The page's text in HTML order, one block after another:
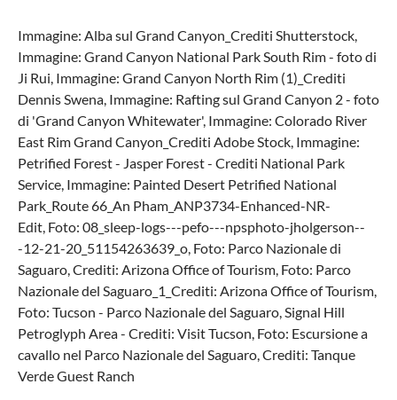
Immagine: Alba sul Grand Canyon_Crediti Shutterstock,
Immagine: Grand Canyon National Park South Rim - foto di
Ji Rui, Immagine: Grand Canyon North Rim (1)_Crediti
Dennis Swena, Immagine: Rafting sul Grand Canyon 2 - foto
di 'Grand Canyon Whitewater', Immagine: Colorado River
East Rim Grand Canyon_Crediti Adobe Stock, Immagine:
Petrified Forest - Jasper Forest - Crediti National Park
Service, Immagine: Painted Desert Petrified National
Park_Route 66_An Pham_ANP3734-Enhanced-NR-
Edit, Foto: 08_sleep-logs---pefo---npsphoto-jholgerson--
-12-21-20_51154263639_o, Foto: Parco Nazionale di
Saguaro, Crediti: Arizona Office of Tourism, Foto: Parco
Nazionale del Saguaro_1_Crediti: Arizona Office of Tourism,
Foto: Tucson - Parco Nazionale del Saguaro, Signal Hill
Petroglyph Area - Crediti: Visit Tucson, Foto: Escursione a
cavallo nel Parco Nazionale del Saguaro, Crediti: Tanque
Verde Guest Ranch